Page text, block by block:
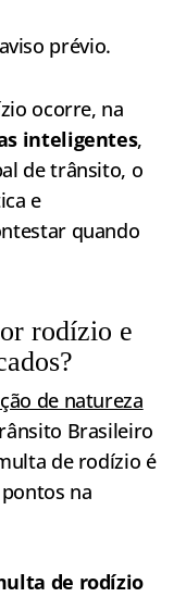
prévio.
ocorre, na
inteligentes,
de trânsito, o
e
quando
rodízio e
de natureza
Brasileiro
de rodízio é
pontos na
de rodízio